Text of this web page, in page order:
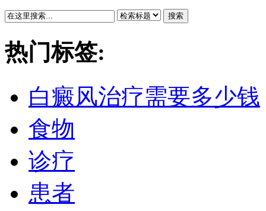
搜索
热门标签:
白癜风治疗需要多少钱
食物
诊疗
患者